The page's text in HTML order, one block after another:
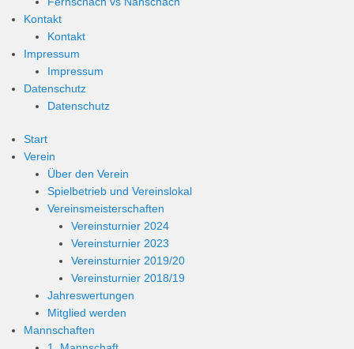
Kontakt
Kontakt
Impressum
Impressum
Datenschutz
Datenschutz
Start
Verein
Über den Verein
Spielbetrieb und Vereinslokal
Vereinsmeisterschaften
Vereinsturnier 2024
Vereinsturnier 2023
Vereinsturnier 2019/20
Vereinsturnier 2018/19
Jahreswertungen
Mitglied werden
Mannschaften